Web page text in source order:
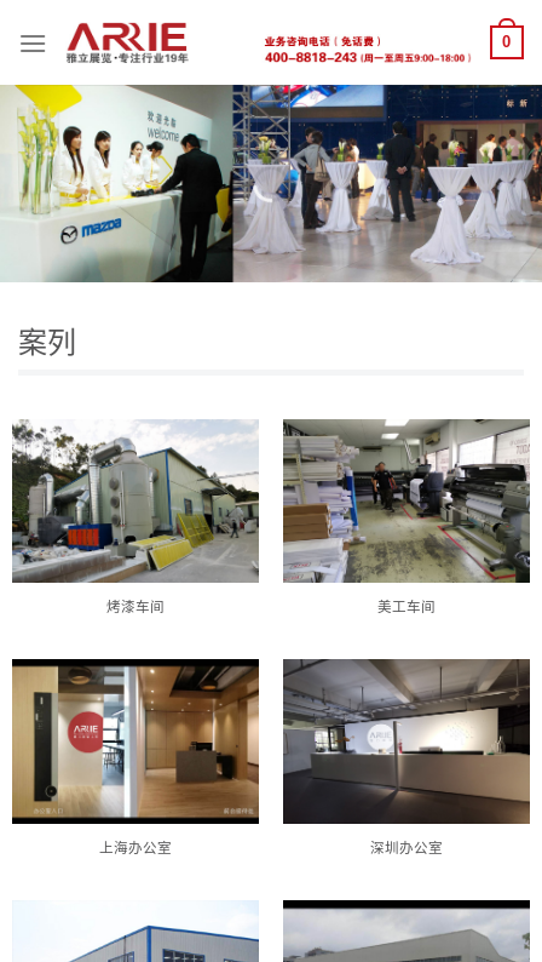
容
0
案列
烤漆车间 美工车间
上海办公室 深圳办公室